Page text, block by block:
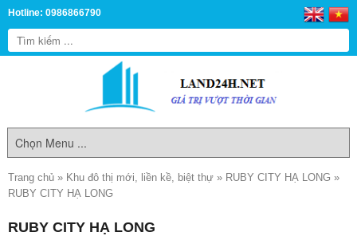
Hotline: 0986866790
Trang chủ » Khu đô thị mới, liền kề, biệt thự » RUBY CITY HẠ LONG »
RUBY CITY HẠ LONG
RUBY CITY HẠ LONG